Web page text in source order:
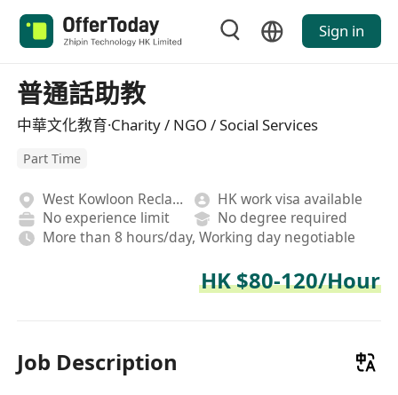
Sign in
普通話助教
中華文化教育·Charity / NGO / Social Services
Part Time
West Kowloon Reclamation
HK work visa available
No experience limit
No degree required
More than 8 hours/day, Working day negotiable
HK $80-120/Hour
Job Description